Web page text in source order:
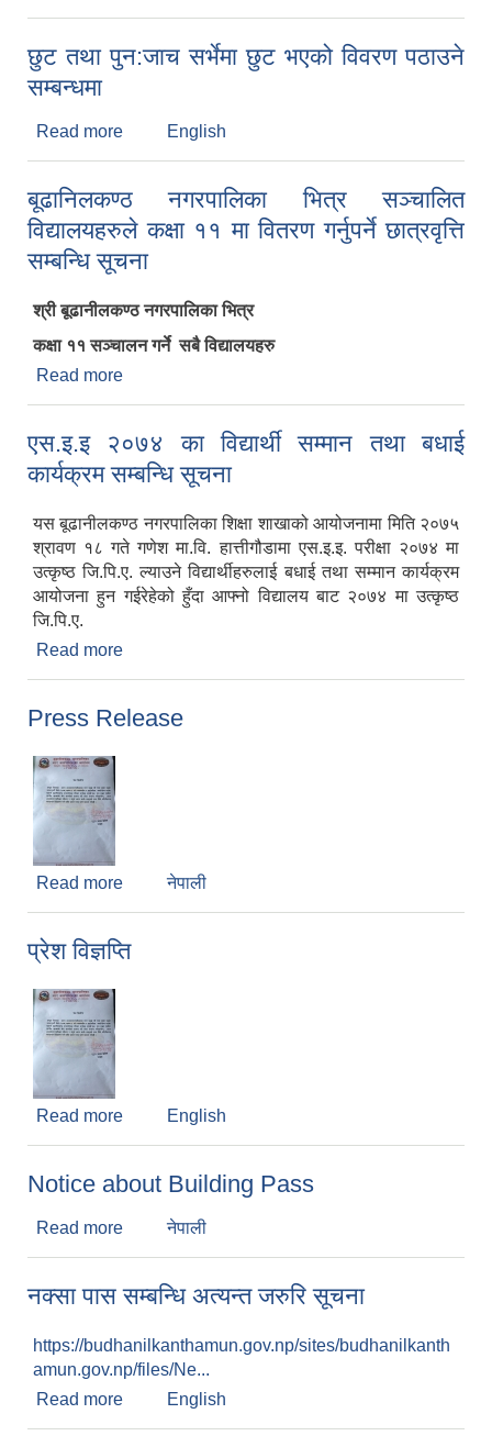
छुट तथा पुन:जाच सर्भेमा छुट भएको विवरण पठाउने
सम्बन्धमा
Read more about छुट तथा पुन:जाच सर्भेमा छुट भएको विवरण पठाउने
English
बूढानिलकण्ठ नगरपालिका भित्र सञ्चालित
विद्यालयहरुले कक्षा ११ मा वितरण गर्नुपर्ने छात्रवृत्ति
सम्बन्धि सूचना
श्री बूढानीलकण्ठ नगरपालिका भित्र
कक्षा ११ सञ्चालन गर्ने सबै विद्यालयहरु
Read more
एस.इ.इ २०७४ का विद्यार्थी सम्मान तथा बधाई
कार्यक्रम सम्बन्धि सूचना
यस बूढानीलकण्ठ नगरपालिका शिक्षा शाखाको आयोजनामा मिति २०७५
श्रावण १८ गते गणेश मा.वि. हात्तीगौडामा एस.इ.इ. परीक्षा २०७४ मा
उत्कृष्‍ठ जि.पि.ए. ल्याउने विद्यार्थीहरुलाई बधाई तथा सम्मान कार्यक्रम
आयोजना हुन गईरेहेको हुँदा आफ्नो विद्यालय बाट २०७४ मा उत्कृष्‍ठ
जि.पि.ए.
Read more
Press Release
Read more about Press Release
नेपाली
प्रेश विज्ञप्ति
Read more about प्रेश विज्ञप्ति
English
Notice about Building Pass
Read more about Notice about Building Pass
नेपाली
नक्सा पास सम्बन्धि अत्यन्त जरुरि सूचना
https://budhanilkanthamun.gov.np/sites/budhanilkanth
amun.gov.np/files/Ne...
Read more about नक्सा पास सम्बन्धि अत्यन्त जरुरि सूचना
English